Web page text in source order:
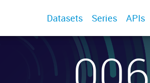
Datasets Series APIs